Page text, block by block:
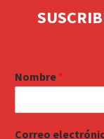
Nombre *
Correo